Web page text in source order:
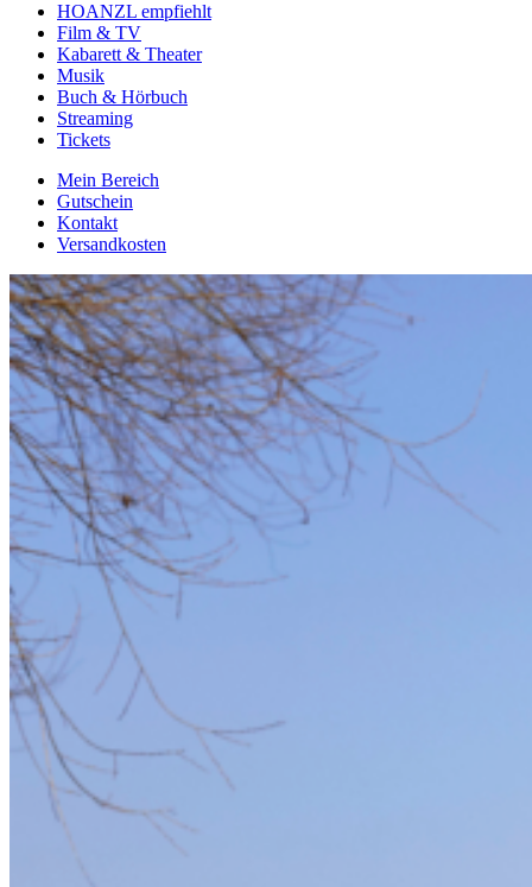
HOANZL empfiehlt
Film & TV
Kabarett & Theater
Musik
Buch & Hörbuch
Streaming
Tickets
Mein Bereich
Gutschein
Kontakt
Versandkosten